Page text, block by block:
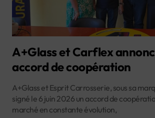
A+Glass et Carflex
accord de coopération
A+Glass et Esprit Carrosserie, sous sa
signé le 6 juin 2026 un accord de
marché en constante évolution,